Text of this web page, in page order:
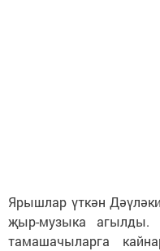
Ярышлар үткән
җыр-музыка агылды.
тамашачыларга